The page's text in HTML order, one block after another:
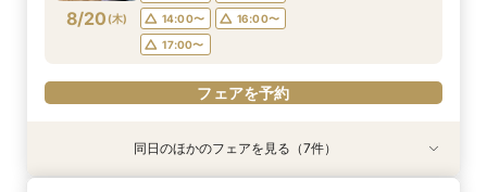
フェアを予約
14:00〜
フェアを予約
15:00〜
フェアを予約
フェアを予約
フェアを予約
フェアを予約
フェアを予約
8/20 (木)
14:00〜
16:00〜
17:00〜
フェアを予約
同日のほかのフェアを見る（7件）